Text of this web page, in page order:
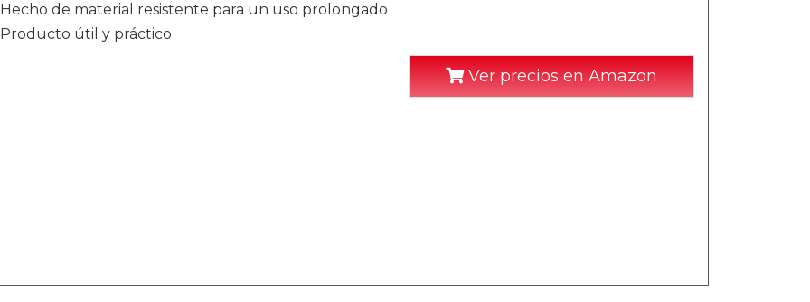
Hecho de material resistente para un uso prolongado
Producto útil y práctico
Ver precios en Amazon